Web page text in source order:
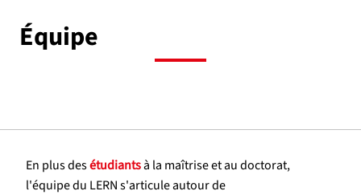
Équipe
En plus desétudiantsà la maîtrise et au doctorat,
l'équipe du LERN s'articule autour de